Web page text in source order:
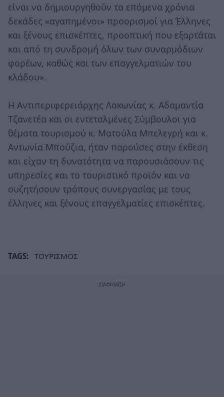
είναι να δημιουργηθούν τα επόμενα χρόνια
δεκάδες «αγαπημένοι» προορισμοί για Έλληνες
και ξένους επισκέπτες, προοπτική που εξαρτάται
και από τη συνδρομή όλων των συναρμόδιων
φορέων, καθώς και των επαγγελματιών του
κλάδου».
Η Αντιπεριφερειάρχης Λακωνίας κ. Αδαμαντία
Τζανετέα και οι εντεταλμένες Σύμβουλοι για
θέματα τουρισμού κ. Ματούλα Μπελεγρή και κ.
Αντωνία Μπούζια, ήταν παρούσες στην έκθεση
και είχαν τη δυνατότητα να παρουσιάσουν τις
υπηρεσίες και το τουριστικό προϊόν και να
συζητήσουν τρόπους συνεργασίας με τους
έλληνες και ξένους επαγγελματίες επισκέπτες.
TAGS: ΤΟΥΡΙΣΜΟΣ